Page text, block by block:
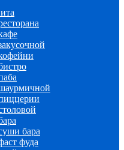
бара
фуда